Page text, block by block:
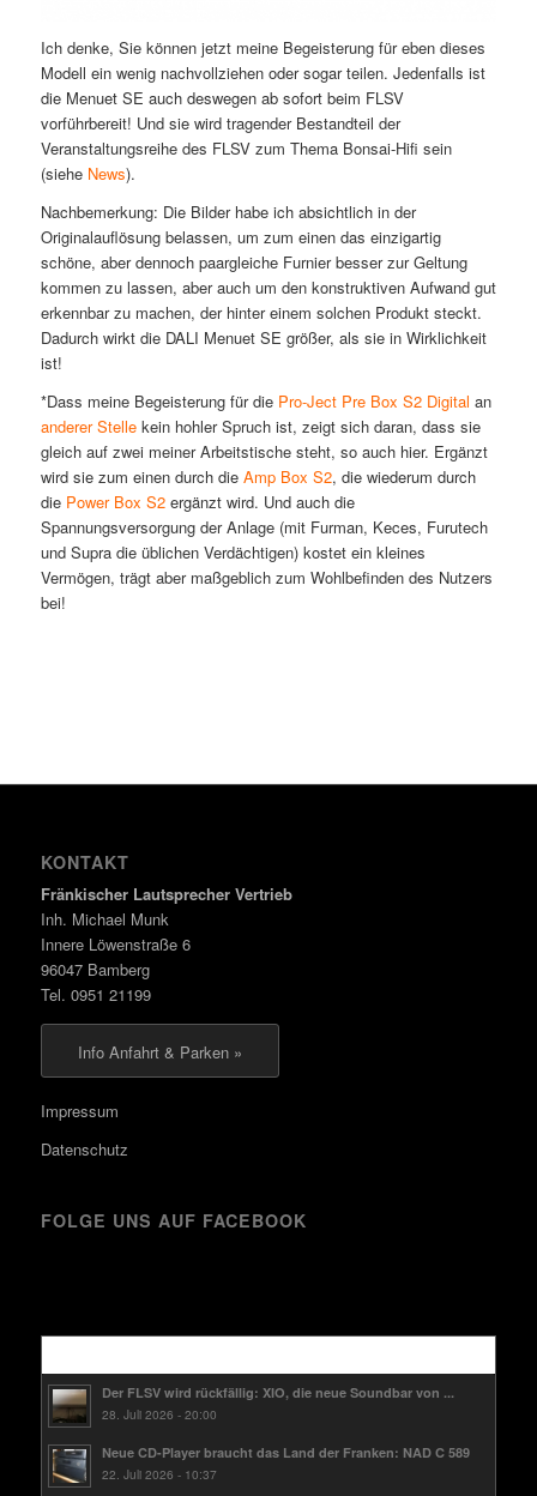
Ich denke, Sie können jetzt meine Begeisterung für eben dieses
Modell ein wenig nachvollziehen oder sogar teilen. Jedenfalls ist
die Menuet SE auch deswegen ab sofort beim FLSV
vorführbereit! Und sie wird tragender Bestandteil der
Veranstaltungsreihe des FLSV zum Thema Bonsai-Hifi sein
(siehe News).
Nachbemerkung: Die Bilder habe ich absichtlich in der
Originalauflösung belassen, um zum einen das einzigartig
schöne, aber dennoch paargleiche Furnier besser zur Geltung
kommen zu lassen, aber auch um den konstruktiven Aufwand gut
erkennbar zu machen, der hinter einem solchen Produkt steckt.
Dadurch wirkt die DALI Menuet SE größer, als sie in Wirklichkeit
ist!
*Dass meine Begeisterung für die Pro-Ject Pre Box S2 Digital an
anderer Stellekein hohler Spruch ist, zeigt sich daran, dass sie
gleich auf zwei meiner Arbeitstische steht, so auch hier. Ergänzt
wird sie zum einen durch die Amp Box S2, die wiederum durch
die Power Box S2ergänzt wird. Und auch die
Spannungsversorgung der Anlage (mit Furman, Keces, Furutech
und Supra die üblichen Verdächtigen) kostet ein kleines
Vermögen, trägt aber maßgeblich zum Wohlbefinden des Nutzers
bei!
KONTAKT
Fränkischer Lautsprecher Vertrieb
Inh. Michael Munk
Innere Löwenstraße 6
96047 Bamberg
Tel. 0951 21199
Info Anfahrt & Parken »
Impressum
Datenschutz
FOLGE UNS AUF FACEBOOK
Der FLSV wird rückfällig: XIO, die neue Soundbar von ...
28. Juli 2026 - 20:00
Neue CD-Player braucht das Land der Franken: NAD C 589
22. Juli 2026 - 10:37